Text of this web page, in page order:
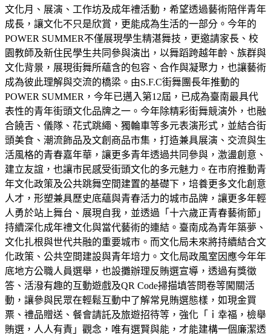
文化月、展演、工作坊及成年禮活動，希望透過藝術陪伴青年
成長，讓文化不只是欣賞，更能成為生活的一部分。今年的
POWER SUMMER不僅展現學生精湛舞技，更邀請家長、校
園教師及新住民學生共同參與演出，以舞蹈跨越年齡、族群與
文化背景，展現街舞所蘊含的包容、合作與凝聚力，也讓藝術
成為彼此理解與交流的橋梁。由S.F.C街舞團長年推動的
POWER SUMMER，今年已邁入第12屆，已成為臺南最具代
表性的青年街頭文化品牌之一。今年除精彩街舞競演外，也融
合饒舌、儀隊、花式跳繩、獨輪車等多元表演形式，並結合街
頭美食、潮流飾品及文創商品市集，打造兼具展演、交流與生
活風格的青春嘉年華，讓更多青年透過共同參與，激盪創意、
建立友誼，也讓市民感受街頭文化的多元魅力。在市府推動青
年文化政策及公共跳舞空間建置的基礎下，培養更多文化創意
人才，形塑兼具歷史底蘊與青春活力的城市品牌，讓更多年輕
人勇於站上舞台、展現自我，並透過「十六歲正青春藝術節」
持續深化成年禮文化與當代藝術的連結。臺南成為青年築夢、
文化扎根與世代共融的重要城市。而文化局未來將持續結合文
化政策、公共空間建設與青年培力。文化局政風室因應今年年
底地方公職人員選舉，也設攤辦理反賄選宣導，透過有獎徵
答、活潑有趣的互動遊戲及QR Code掃描填答問卷等闖關活
動，讓參與民眾在輕鬆互動中了解常見賄選態樣，如現金買
票、禮品贈送、餐會請託及旅遊招待等，強化「ｉ幸福，檢舉
賄選，人人有責」觀念，唯有選賢與能，才能建構一個廉潔透